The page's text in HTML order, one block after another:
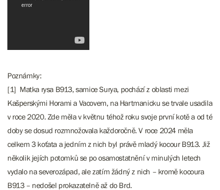
Poznámky:
[1] Matka rysa B913, samice Surya, pochází z oblasti mezi
Kašperskými Horami a Vacovem, na Hartmanicku se trvale usadila
v roce 2020. Zde měla v květnu téhož roku svoje první kotě a od té
doby se dosud rozmnožovala každoročně. V roce 2024 měla
celkem 3 koťata a jedním z nich byl právě mladý kocour B913. Již
několik jejích potomků se po osamostatnění v minulých letech
vydalo na severozápad, ale zatím žádný z nich – kromě kocoura
B913 – nedošel prokazatelně až do Brd.